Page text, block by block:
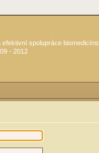
efektivní spolupráce
- 2012